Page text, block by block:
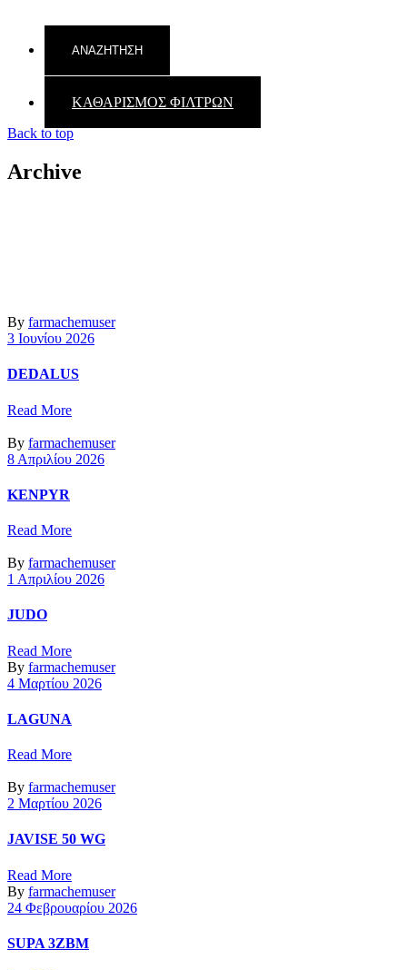
ΚΑΘΑΡΙΣΜΟΣ ΦΙΛΤΡΩΝ
Back to top
Archive
By farmachemuser
3 Ιουνίου 2026
DEDALUS
Read More
By farmachemuser
8 Απριλίου 2026
KENPYR
Read More
By farmachemuser
1 Απριλίου 2026
JUDO
Read More
By farmachemuser
4 Μαρτίου 2026
LAGUNA
Read More
By farmachemuser
2 Μαρτίου 2026
JAVISE 50 WG
Read More
By farmachemuser
24 Φεβρουαρίου 2026
SUPA 3ZBM